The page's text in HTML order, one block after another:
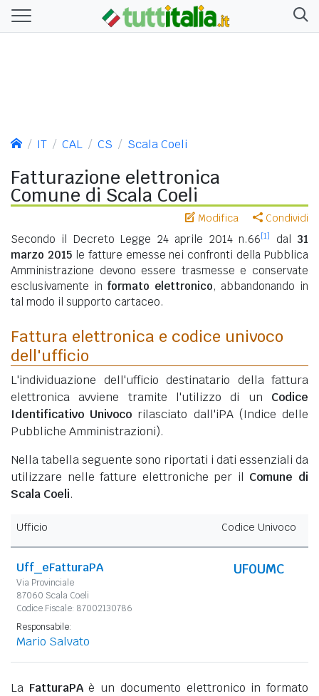
IT CAL CS Scala Coeli
Fatturazione elettronica
Comune di Scala Coeli
Modifica Condividi
Secondo il Decreto Legge 24 aprile 2014 n.66[1] dal 31
marzo 2015le fatture emesse nei confronti della Pubblica
Amministrazione devono essere trasmesse e conservate
esclusivamente in formato elettronico, abbandonando in
tal modo il supporto cartaceo.
Fattura elettronica e codice univoco
dell'ufficio
L'individuazione dell'ufficio destinatario della fattura
elettronica avviene tramite l'utilizzo di un Codice
Identificativo Univoco rilasciato dall'iPA (Indice delle
Pubbliche Amministrazioni).
Nella tabella seguente sono riportati i dati essenziali da
utilizzare nelle fatture elettroniche per il Comune di
Scala Coeli.
Ufficio Codice Univoco
Uff_eFatturaPA
Via Provinciale
87060 Scala Coeli
Codice Fiscale: 87002130786
UF0UMC
Responsabile:
Mario Salvato
La FatturaPAè un documento elettronico in formato